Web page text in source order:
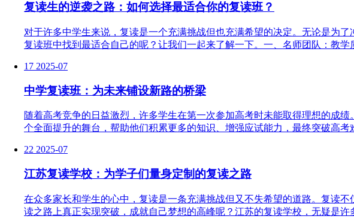
复读生的逆袭之路：如何选择最适合你的复读班？
对于许多中学生来说，复读是一个充满挑战但也充满希望的决定。无论是为
复读班中找到最适合自己的呢？让我们一起来了解一下。一、名师团队：教
17 2025-07
中学复读班：为未来铺设新路的桥梁
随着高考竞争的日益激烈，许多学生在第一次参加高考时未能取得理想的成
个全面提升的舞台，帮助他们积累更多的知识、增强应试能力，最终突破高
22 2025-07
江苏复读学校：为学子们量身定制的复读之路
在众多家长和学生的心中，复读是一条充满挑战但又不失希望的道路。复读
读之路上真正实现突破，成就自己梦想的高峰呢？江苏的复读学校，无疑是